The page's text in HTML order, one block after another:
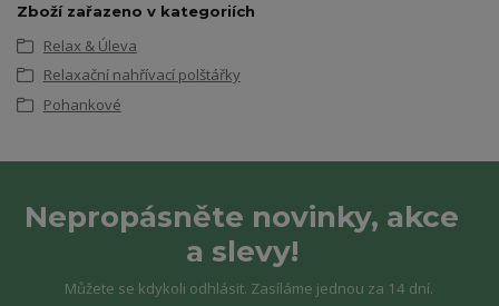
Zboží zařazeno v kategoriích
Relax & Úleva
Relaxační nahřívací polštářky
Pohankové
Nepropásněte novinky, akce
a slevy!
Můžete se kdykoli odhlásit. Zasíláme jednou za 14 dní.